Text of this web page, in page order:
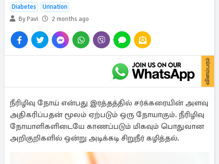
Diabetes
Urination
By Pavi
2 months ago
விளம்பரம்
நீரிழிவு நோய் என்பது இரத்தத்தில் சர்க்கரையின் அளவு
அதிகரிப்பதன் மூலம் ஏற்படும் ஒரு நோயாகும். நீரிழிவு
நோயாளிகளிடையே காணப்படும் மிகவும் பொதுவான
அறிகுறிகளில் ஒன்று அடிக்கடி சிறுநீர் கழித்தல்.